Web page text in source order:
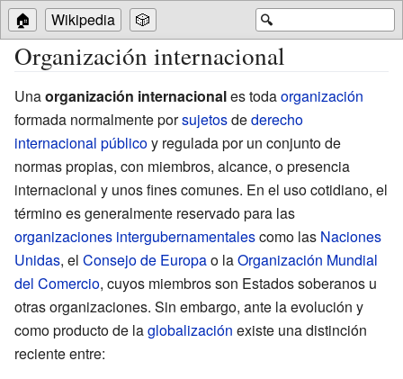
🔍
🏠 Wikipedia 🎲
Organización internacional
Unaorganización internacionales todaorganización
formada normalmente porsujetosdederecho
internacional públicoy regulada por un conjunto de
normas propias, con miembros, alcance, o presencia
internacional y unos fines comunes. En el uso cotidiano, el
término es generalmente reservado para las
organizaciones intergubernamentalescomo las Naciones
Unidas, el Consejo de Europao laOrganización Mundial
del Comercio, cuyos miembros son Estados soberanos u
otras organizaciones. Sin embargo, ante la evolución y
como producto de laglobalización existe una distinción
reciente entre: